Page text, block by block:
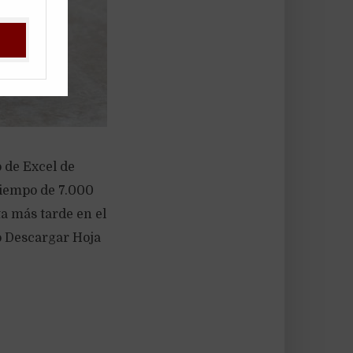
Excel de
de 7.000
más tarde en el
Descargar Hoja